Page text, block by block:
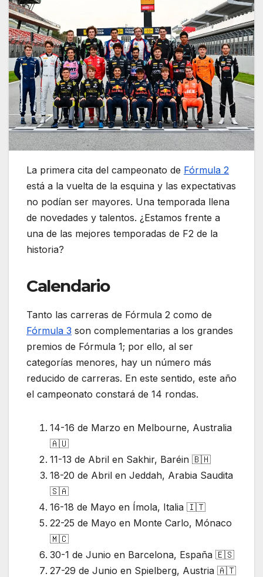
La primera cita del campeonato de Fórmula 2
está a la vuelta de la esquina y las expectativas
no podían ser mayores. Una temporada llena
de novedades y talentos. ¿Estamos frente a
una de las mejores temporadas de F2 de la
historia?
Calendario
Tanto las carreras de Fórmula 2 como de
Fórmula 3 son complementarias a los grandes
premios de Fórmula 1; por ello, al ser
categorías menores, hay un número más
reducido de carreras. En este sentido, este año
el campeonato constará de 14 rondas.
14-16 de Marzo en Melbourne, Australia
🇦🇺
11-13 de Abril en Sakhir, Baréin 🇧🇭
18-20 de Abril en Jeddah, Arabia Saudita
🇸🇦
16-18 de Mayo en Ímola, Italia 🇮🇹
22-25 de Mayo en Monte Carlo, Mónaco
🇲🇨
30-1 de Junio en Barcelona, España 🇪🇸
27-29 de Junio en Spielberg, Austria 🇦🇹